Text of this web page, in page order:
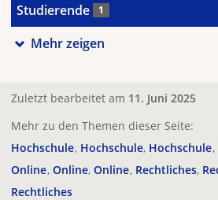
Studierende 1
Mehr zeigen
Zuletzt bearbeitet am 11. Juni 2025
Mehr zu den Themen dieser Seite:
Hochschule Hochschule Hochschule
Online Online Online Rechtliches
Rechtliches